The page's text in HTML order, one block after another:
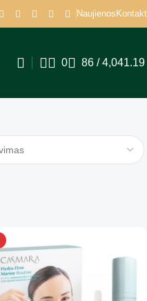
Naujienos
0 86 / 4,041.19